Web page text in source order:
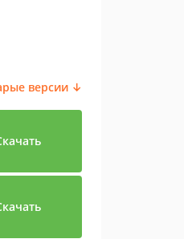
версии ↓